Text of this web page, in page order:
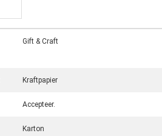
Gift & Craft
Kraftpapier
Accepteer.
Karton